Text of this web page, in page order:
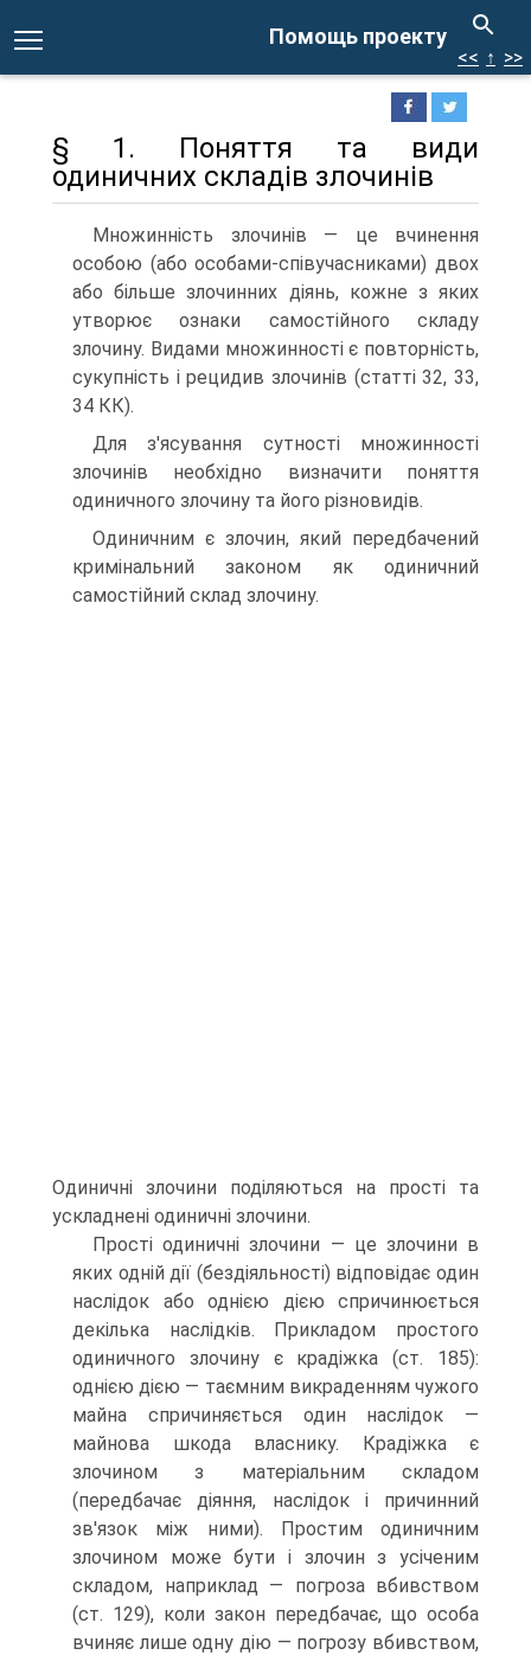
Помощь проекту
<< ↑ >>
§ 1. Поняття та види
одиничних складів злочинів
Множинність злочинів — це вчинення
особою (або особами-співучасниками) двох
або більше злочинних діянь, кожне з яких
утворює ознаки самостійного складу
злочину. Видами множинності є повторність,
сукупність і рецидив злочинів (статті 32, 33,
34 КК).
Для з'ясування сутності множинності
злочинів необхідно визначити поняття
одиничного злочину та його різновидів.
Одиничним є злочин, який передбачений
кримінальний законом як одиничний
самостійний склад злочину.
Одиничні злочини поділяються на прості та
ускладнені одиничні злочини.
Прості одиничні злочини — це злочини в
яких одній дії (бездіяльності) відповідає один
наслідок або однією дією спричинюється
декілька наслідків. Прикладом простого
одиничного злочину є крадіжка (ст. 185):
однією дією — таємним викраденням чужого
майна спричиняється один наслідок —
майнова шкода власнику. Крадіжка є
злочином з матеріальним складом
(передбачає діяння, наслідок і причинний
зв'язок між ними). Простим одиничним
злочином може бути і злочин з усіченим
складом, наприклад — погроза вбивством
(ст. 129), коли закон передбачає, що особа
вчиняє лише одну дію — погрозу вбивством,